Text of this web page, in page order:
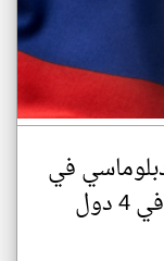
في
إفريقيا بافتتاح ممثليات في 4 دول